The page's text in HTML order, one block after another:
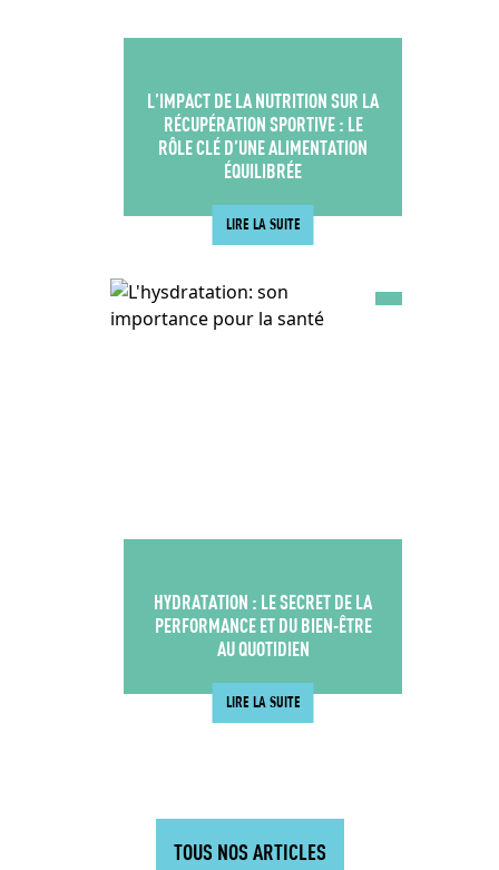
L’IMPACT DE LA NUTRITION SUR LA
RÉCUPÉRATION SPORTIVE : LE
RÔLE CLÉ D’UNE ALIMENTATION
ÉQUILIBRÉE
LIRE LA SUITE
HYDRATATION : LE SECRET DE LA
PERFORMANCE ET DU BIEN-ÊTRE
AU QUOTIDIEN
LIRE LA SUITE
TOUS NOS ARTICLES